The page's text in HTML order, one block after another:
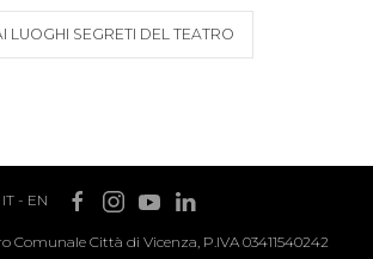
LUOGHI SEGRETI DEL TEATRO
IT- EN
Comunale Città di Vicenza, P.IVA 03411540242